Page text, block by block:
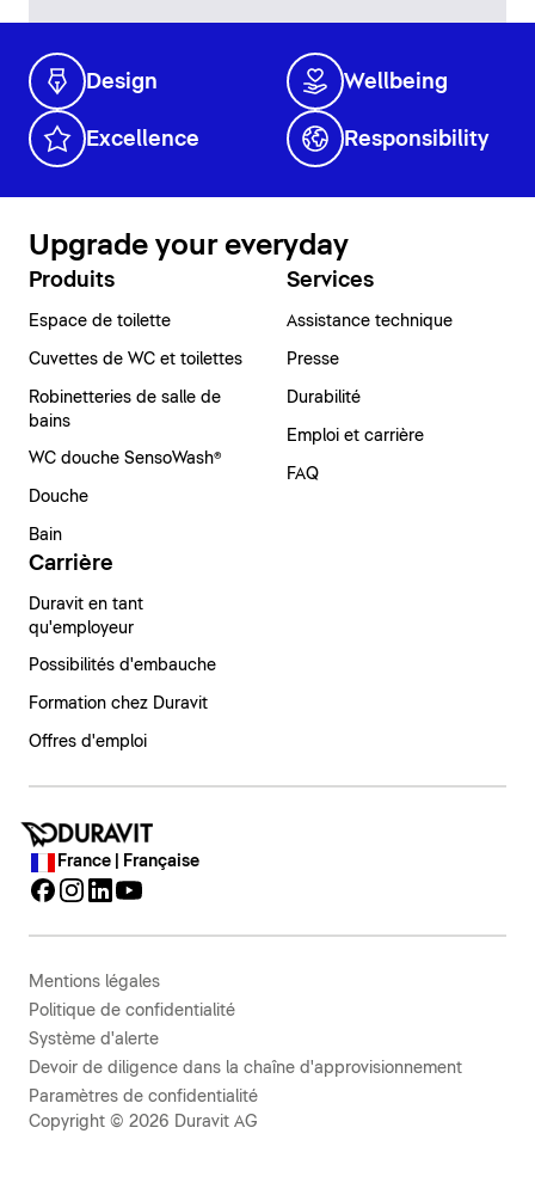
Design Wellbeing
Excellence Responsibility
Upgrade your everyday
Produits
Espace de toilette
Cuvettes de WC et toilettes
Robinetteries de salle de
bains
WC douche SensoWash®
Douche
Bain
Services
Assistance technique
Presse
Durabilité
Emploi et carrière
FAQ
Carrière
Duravit en tant
qu'employeur
Possibilités d'embauche
Formation chez Duravit
Offres d'emploi
France | Française
Mentions légales
Politique de confidentialité
Système d'alerte
Devoir de diligence dans la chaîne d'approvisionnement
Paramètres de confidentialité
Copyright © 2026 Duravit AG